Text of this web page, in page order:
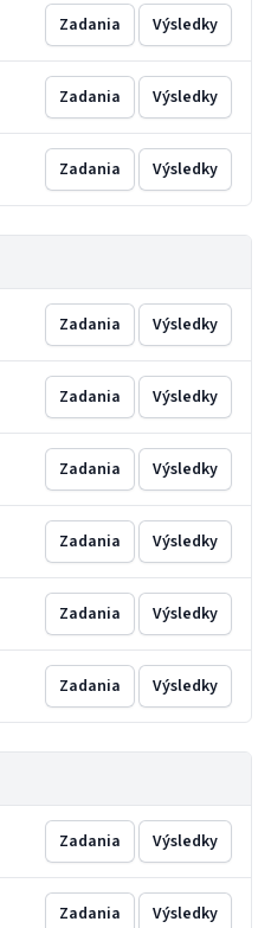
Zadania Výsledky
Zadania Výsledky
Zadania Výsledky
Zadania Výsledky
Zadania Výsledky
Zadania Výsledky
Zadania Výsledky
Zadania Výsledky
Zadania Výsledky
Zadania Výsledky
Zadania Výsledky